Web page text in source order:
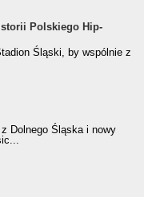
Hip-
Polskiego Hip-
Śląski, by wspólnie z
Dolnego Śląska i nowy